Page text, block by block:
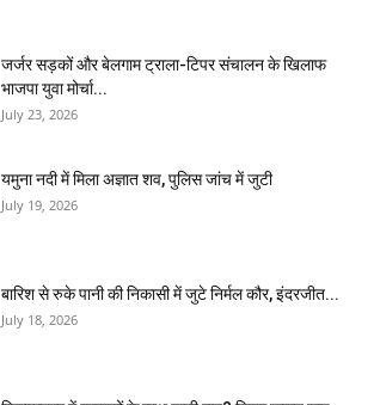
जर्जर सड़कों और बेलगाम ट्राला-टिपर संचालन के खिलाफ
भाजपा युवा मोर्चा...
July 23, 2026
यमुना नदी में मिला अज्ञात शव, पुलिस जांच में जुटी
July 19, 2026
बारिश से रुके पानी की निकासी में जुटे निर्मल कौर, इंदरजीत...
July 18, 2026